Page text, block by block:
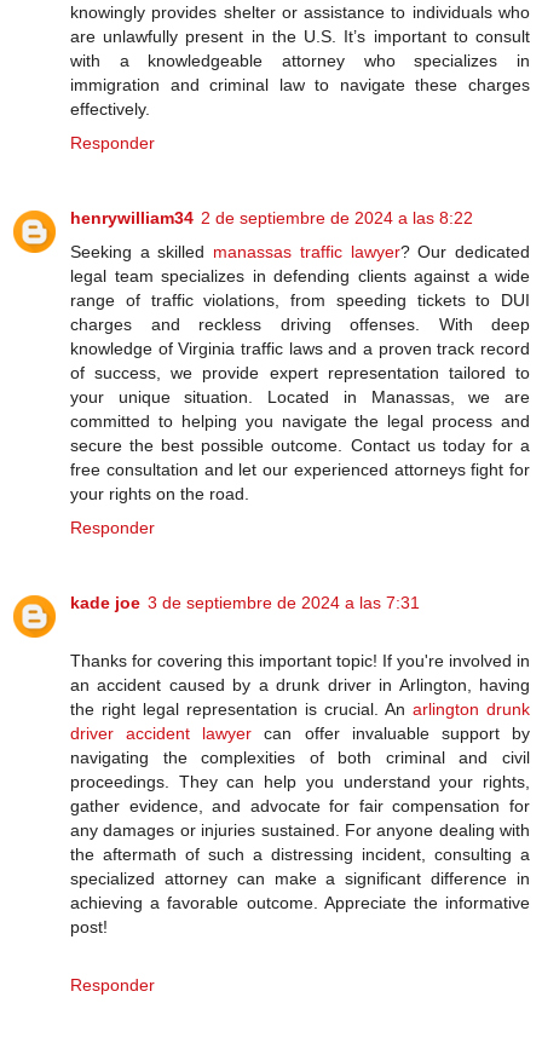
knowingly provides shelter or assistance to individuals who
are unlawfully present in the U.S. It’s important to consult
with a knowledgeable attorney who specializes in
immigration and criminal law to navigate these charges
effectively.
Responder
henrywilliam34 2 de septiembre de 2024 a las 8:22
Seeking a skilled manassas traffic lawyer? Our dedicated
legal team specializes in defending clients against a wide
range of traffic violations, from speeding tickets to DUI
charges and reckless driving offenses. With deep
knowledge of Virginia traffic laws and a proven track record
of success, we provide expert representation tailored to
your unique situation. Located in Manassas, we are
committed to helping you navigate the legal process and
secure the best possible outcome. Contact us today for a
free consultation and let our experienced attorneys fight for
your rights on the road.
Responder
kade joe 3 de septiembre de 2024 a las 7:31
Thanks for covering this important topic! If you're involved in
an accident caused by a drunk driver in Arlington, having
the right legal representation is crucial. An arlington drunk
driver accident lawyer can offer invaluable support by
navigating the complexities of both criminal and civil
proceedings. They can help you understand your rights,
gather evidence, and advocate for fair compensation for
any damages or injuries sustained. For anyone dealing with
the aftermath of such a distressing incident, consulting a
specialized attorney can make a significant difference in
achieving a favorable outcome. Appreciate the informative
post!
Responder